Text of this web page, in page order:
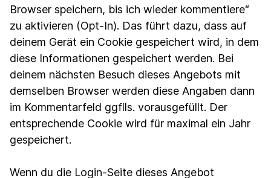
Browser speichern, bis ich wieder kommentiere“
zu aktivieren (Opt-In). Das führt dazu, dass auf
deinem Gerät ein Cookie gespeichert wird, in dem
diese Informationen gespeichert werden. Bei
deinem nächsten Besuch dieses Angebots mit
demselben Browser werden diese Angaben dann
im Kommentarfeld ggflls. vorausgefüllt. Der
entsprechende Cookie wird für maximal ein Jahr
gespeichert.
Wenn du die Login-Seite dieses Angebot